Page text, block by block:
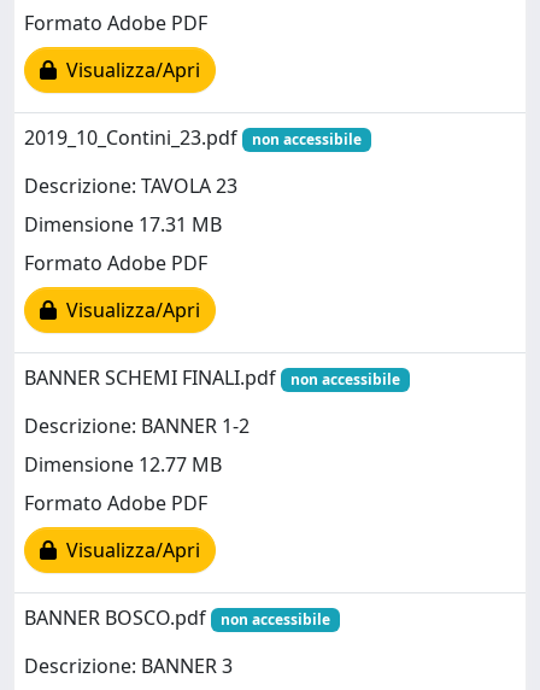
Formato Adobe PDF
Visualizza/Apri
2019_10_Contini_23.pdf non accessibile
Descrizione: TAVOLA 23
Dimensione 17.31 MB
Formato Adobe PDF
Visualizza/Apri
BANNER SCHEMI FINALI.pdf non accessibile
Descrizione: BANNER 1-2
Dimensione 12.77 MB
Formato Adobe PDF
Visualizza/Apri
BANNER BOSCO.pdf non accessibile
Descrizione: BANNER 3